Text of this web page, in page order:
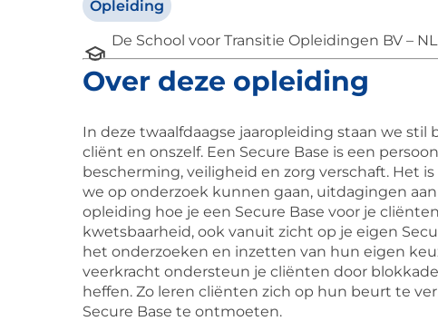
Opleiding
De School voor Transitie Opleidingen BV – NL
Over deze opleiding
In deze twaalfdaagse jaaropleiding staan we stil
cliënt en onszelf. Een Secure Base is een
bescherming, veiligheid en zorg verschaft. Het
we op onderzoek kunnen gaan, uitdagingen
opleiding hoe je een Secure Base voor je
kwetsbaarheid, ook vanuit zicht op je eigen
het onderzoeken en inzetten van hun eigen
veerkracht ondersteun je cliënten door
heffen. Zo leren cliënten zich op hun beurt te
Secure Base te ontmoeten.